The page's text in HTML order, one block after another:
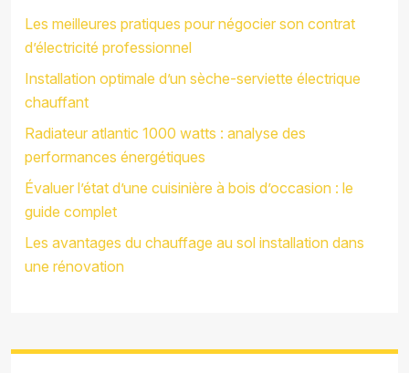
Les meilleures pratiques pour négocier son contrat
d’électricité professionnel
Installation optimale d’un sèche-serviette électrique
chauffant
Radiateur atlantic 1000 watts : analyse des
performances énergétiques
Évaluer l’état d’une cuisinière à bois d’occasion : le
guide complet
Les avantages du chauffage au sol installation dans
une rénovation